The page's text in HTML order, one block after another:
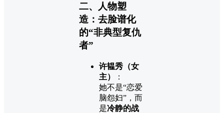
二、人物塑
造：去脸谱化
的“非典型复仇
者”
许韫秀（女
主）
：
她不是“恋爱
脑怨妇”，而
是冷静的战